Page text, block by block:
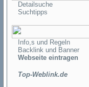
Detailsuche
Suchtipps
Info,s und Regeln
Backlink und Banner
Webseite eintragen
Top-Weblink.de